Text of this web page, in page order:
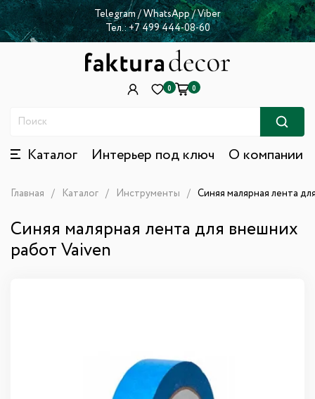
Тел.:+7 499 444-08-60
Telegram/WhatsApp/Viber
0 0
Каталог Интерьер под ключ О компании
Главная Каталог Инструменты Синяя малярная лента
Синяя малярная лента для внешних
работ Vaiven